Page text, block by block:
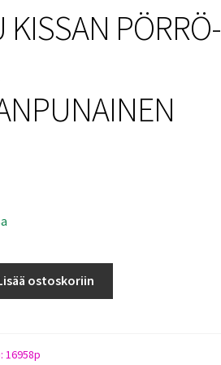
PÖRRÖ-
ostoskoriin
16958p